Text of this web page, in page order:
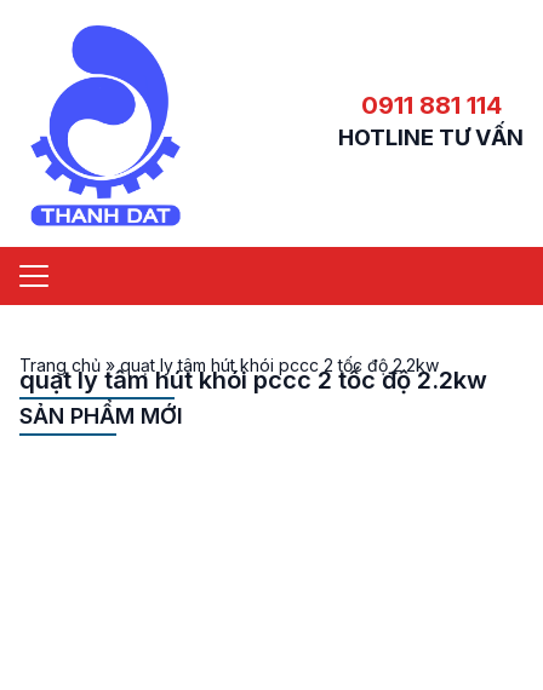
0911 881 114
HOTLINE TƯ VẤN
Trang chủ »quạt ly tâm hút khói pccc 2 tốc độ 2.2kw
quạt ly tâm hút khói pccc 2 tốc độ 2.2kw
SẢN PHẨM MỚI